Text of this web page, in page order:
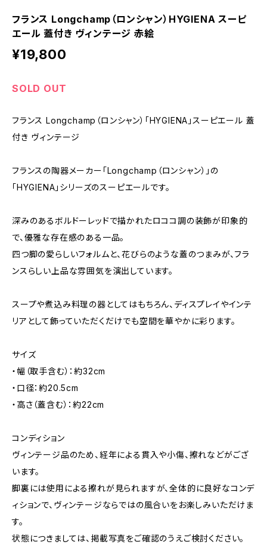
フランス Longchamp（ロンシャン）HYGIENA スーピ
エール 蓋付き ヴィンテージ 赤絵
¥19,800
SOLD OUT
フランス Longchamp（ロンシャン）「HYGIENA」スーピエール 蓋
付き ヴィンテージ
フランスの陶器メーカー「Longchamp（ロンシャン）」の
「HYGIENA」シリーズのスーピエールです。
深みのあるボルドーレッドで描かれたロココ調の装飾が印象的
で、優雅な存在感のある一品。
四つ脚の愛らしいフォルムと、花びらのような蓋のつまみが、フラ
ンスらしい上品な雰囲気を演出しています。
スープや煮込み料理の器としてはもちろん、ディスプレイやインテ
リアとして飾っていただくだけでも空間を華やかに彩ります。
サイズ
・幅（取手含む）：約32cm
・口径：約20.5cm
・高さ（蓋含む）：約22cm
コンディション
ヴィンテージ品のため、経年による貫入や小傷、擦れなどがござ
います。
脚裏には使用による擦れが見られますが、全体的に良好なコンデ
ィションで、ヴィンテージならではの風合いをお楽しみいただけま
す。
状態につきましては、掲載写真をご確認のうえご検討ください。